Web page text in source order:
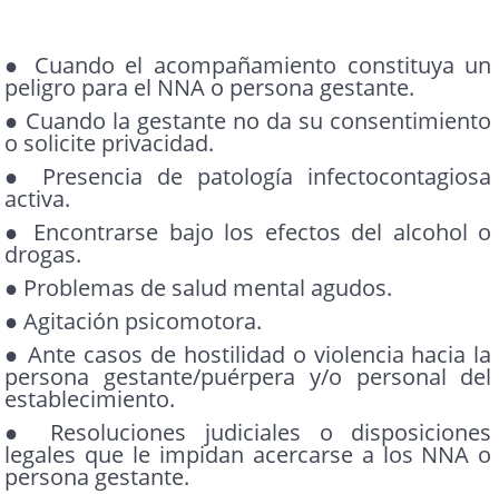
● Cuando el acompañamiento constituya un
peligro para el NNA o persona gestante.
● Cuando la gestante no da su consentimiento
o solicite privacidad.
● Presencia de patología infectocontagiosa
activa.
● Encontrarse bajo los efectos del alcohol o
drogas.
● Problemas de salud mental agudos.
● Agitación psicomotora.
● Ante casos de hostilidad o violencia hacia la
persona gestante/puérpera y/o personal del
establecimiento.
● Resoluciones judiciales o disposiciones
legales que le impidan acercarse a los NNA o
persona gestante.